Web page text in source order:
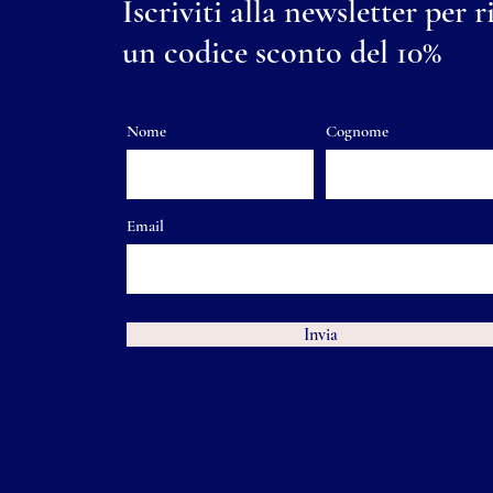
Iscriviti alla newsletter per
un codice sconto del 10%
Nome Cognome
Email
Invia